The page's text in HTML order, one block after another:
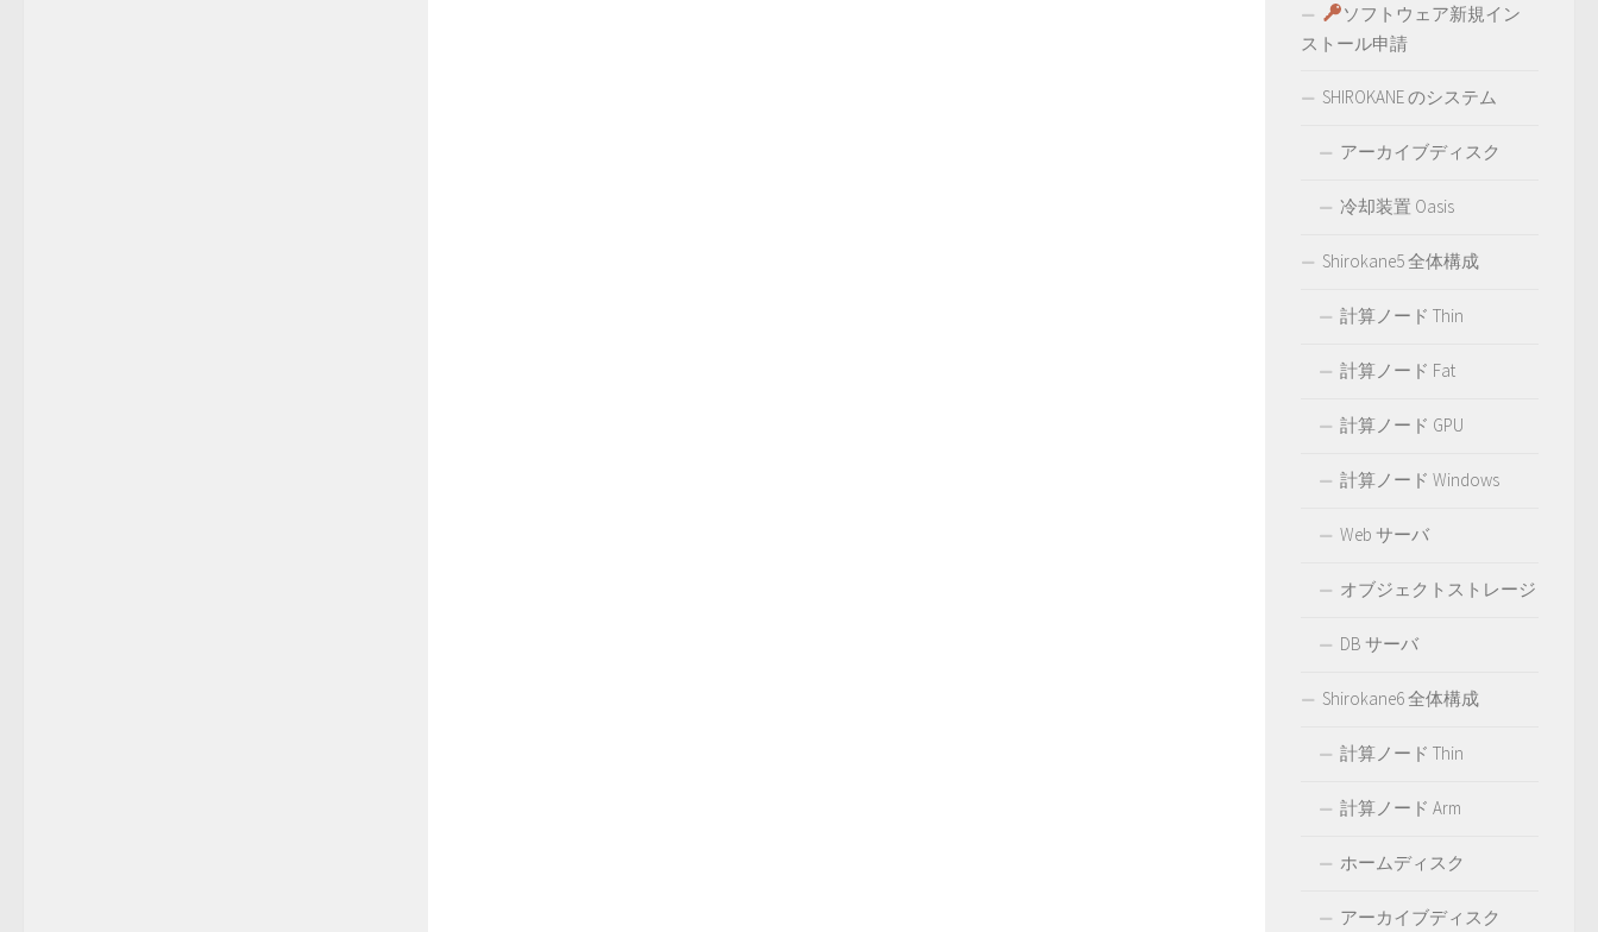
ソフトウェア新規イン
ストール申請
SHIROKANE のシステム
アーカイブディスク
冷却装置 Oasis
Shirokane5 全体構成
計算ノード Thin
計算ノード Fat
計算ノード GPU
計算ノード Windows
Web サーバ
オブジェクトストレージ
DB サーバ
Shirokane6 全体構成
計算ノード Thin
計算ノード Arm
ホームディスク
アーカイブディスク